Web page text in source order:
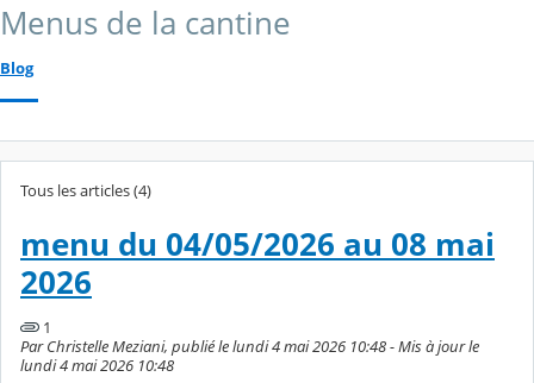
Menus de la cantine
Blog
Tous les articles (4)
menu du 04/05/2026 au 08 mai
2026
1
Par Christelle Meziani, publié le lundi 4 mai 2026 10:48 - Mis à jour le
lundi 4 mai 2026 10:48